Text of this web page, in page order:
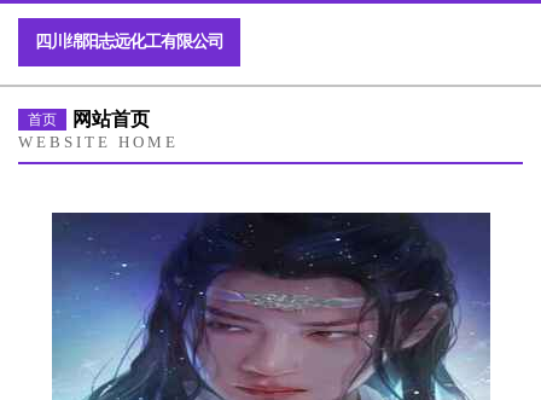
四川绵阳志远化工有限公司
首页 网站首页
WEBSITE HOME